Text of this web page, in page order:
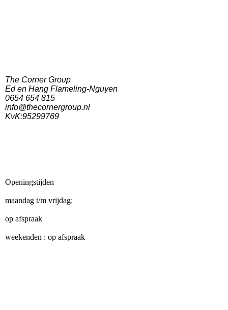
The Corner Group
Ed en Hang Flameling-Nguyen
0654 654 815
info@thecornergroup.nl
KvK:95299769
Openingstijden
maandag t/m vrijdag:
op afspraak
weekenden : op afspraak